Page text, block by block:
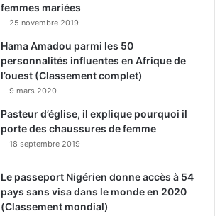
femmes mariées
25 novembre 2019
Hama Amadou parmi les 50
personnalités influentes en Afrique de
l’ouest (Classement complet)
9 mars 2020
Pasteur d’église, il explique pourquoi il
porte des chaussures de femme
18 septembre 2019
Le passeport Nigérien donne accès à 54
pays sans visa dans le monde en 2020
(Classement mondial)